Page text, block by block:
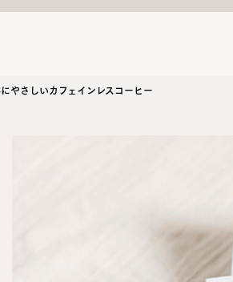
やさしいカフェインレスコーヒー